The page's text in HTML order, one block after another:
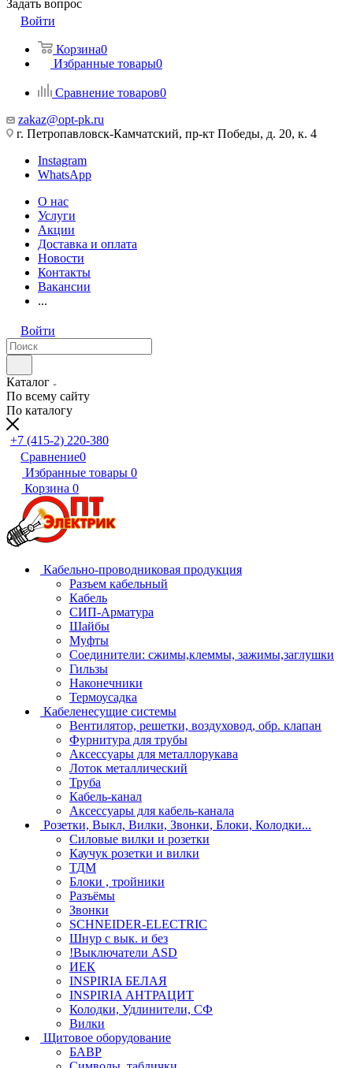
Задать вопрос
Войти
Корзина0
Избранные товары0
Сравнение товаров0
zakaz@opt-pk.ru
г. Петропавловск-Камчатский, пр-кт Победы, д. 20, к. 4
Instagram
WhatsApp
О нас
Услуги
Акции
Доставка и оплата
Новости
Контакты
Вакансии
...
Войти
Каталог
По всему сайту
По каталогу
+7 (415-2) 220-380
Сравнение0
Избранные товары 0
Корзина 0
Кабельно-проводниковая продукция
Разъем кабельный
Кабель
СИП-Арматура
Шайбы
Муфты
Соединители: сжимы,клеммы, зажимы,заглушки
Гильзы
Наконечники
Термоусадка
Кабеленесущие системы
Вентилятор, решетки, воздуховод, обр. клапан
Фурнитура для трубы
Аксессуары для металлорукава
Лоток металлический
Труба
Кабель-канал
Аксессуары для кабель-канала
Розетки, Выкл, Вилки, Звонки, Блоки, Колодки...
Силовые вилки и розетки
Каучук розетки и вилки
ТДМ
Блоки , тройники
Разъёмы
Звонки
SCHNEIDER-ELECTRIC
Шнур с вык. и без
!Выключатели ASD
ИЕК
INSPIRIA БЕЛАЯ
INSPIRIA АНТРАЦИТ
Колодки, Удлинители, СФ
Вилки
Щитовое оборудование
БАВР